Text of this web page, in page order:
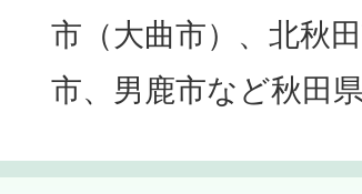
市（大曲市）、北秋
市、男鹿市など秋田